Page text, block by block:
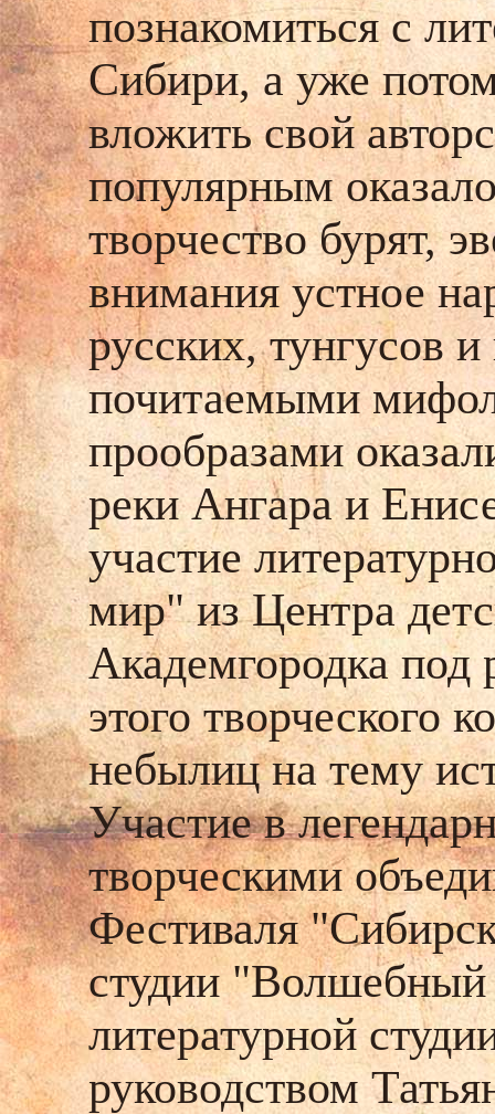
познакомиться с
Сибири, а уже
вложить свой
популярным
творчество бурят,
внимания устное
русских, тунгусов
почитаемыми
прообразами
реки Ангара и
участие
мир" из Центра
Академгородка
этого творческого
небылиц натему
Участие в
творческими
Фестиваля
студии
литературной
руководством